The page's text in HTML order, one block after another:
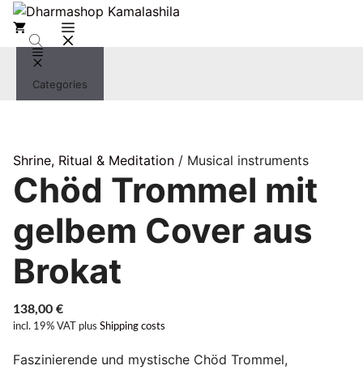
Zum
Inhalt
springen
Categories
Shrine, Ritual & Meditation / Musical instruments
Chöd Trommel mit
gelbem Cover aus
Brokat
138,00 €
incl. 19% VAT plus Shipping costs
Faszinierende und mystische Chöd Trommel,